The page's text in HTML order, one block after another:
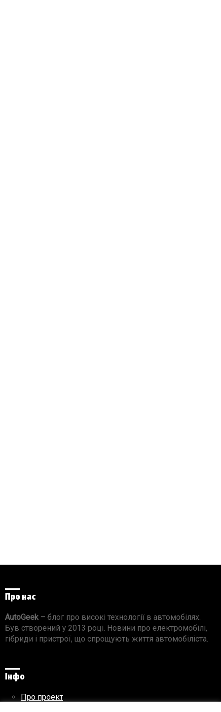
Про нас
AutoGeek– блог про високі технології в автомобілях.
Був створений у 2013 році. Новини про електромобілі,
гібриди і пристрої, що спрощують життя автомобіліста.
Інфо
Про проект